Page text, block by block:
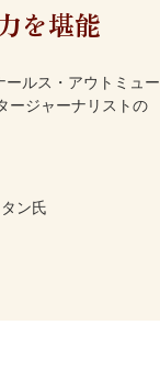
を堪能
ルス・アウトミュー
ージャーナリストの
ン氏